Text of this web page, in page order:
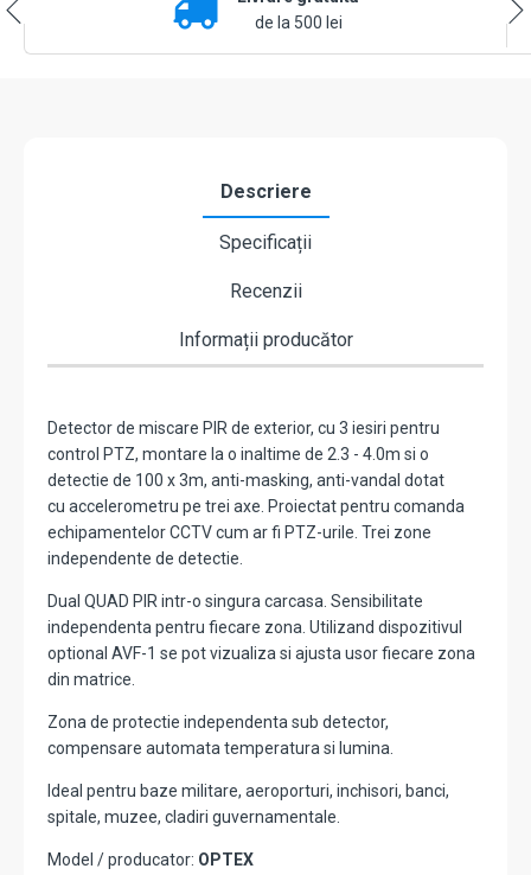
de la 500 lei
Descriere
Specificații
Recenzii
Informații producător
Detector de miscare PIR de exterior, cu 3 iesiri pentru
control PTZ, montare la o inaltime de 2.3 - 4.0m si o
detectie de 100 x 3m, anti-masking, anti-vandal dotat
cu accelerometru pe trei axe. Proiectat pentru comanda
echipamentelor CCTV cum ar fi PTZ-urile. Trei zone
independente de detectie.
Dual QUAD PIR intr-o singura carcasa. Sensibilitate
independenta pentru fiecare zona. Utilizand dispozitivul
optional AVF-1 se pot vizualiza si ajusta usor fiecare zona
din matrice.
Zona de protectie independenta sub detector,
compensare automata temperatura si lumina.
Ideal pentru baze militare, aeroporturi, inchisori, banci,
spitale, muzee, cladiri guvernamentale.
Model / producator: OPTEX